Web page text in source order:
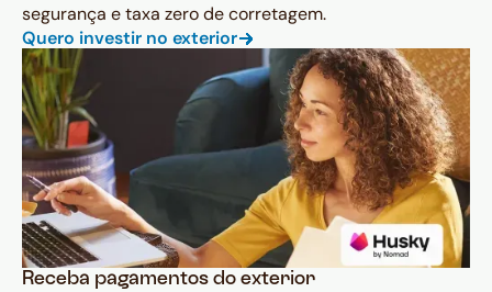
segurança e taxa zero de corretagem.
Quero investir no exterior
Receba pagamentos do exterior